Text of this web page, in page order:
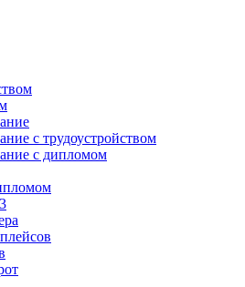
с трудоустройством
с дипломом